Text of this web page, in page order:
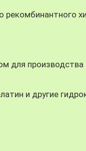
рекомбинантного
для
и другие